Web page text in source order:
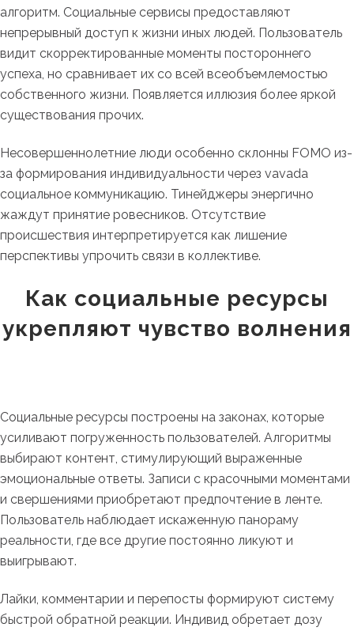
алгоритм. Социальные сервисы предоставляют
непрерывный доступ к жизни иных людей. Пользователь
видит скорректированные моменты постороннего
успеха, но сравнивает их со всей всеобъемлемостью
собственного жизни. Появляется иллюзия более яркой
существования прочих.
Несовершеннолетние люди особенно склонны FOMO из-
за формирования индивидуальности через vavada
социальное коммуникацию. Тинейджеры энергично
жаждут принятие ровесников. Отсутствие
происшествия интерпретируется как лишение
перспективы упрочить связи в коллективе.
Как социальные ресурсы
укрепляют чувство волнения
Социальные ресурсы построены на законах, которые
усиливают погруженность пользователей. Алгоритмы
выбирают контент, стимулирующий выраженные
эмоциональные ответы. Записи с красочными моментами
и свершениями приобретают предпочтение в ленте.
Пользователь наблюдает искаженную панораму
реальности, где все другие постоянно ликуют и
выигрывают.
Лайки, комментарии и перепосты формируют систему
быстрой обратной реакции. Индивид обретает дозу